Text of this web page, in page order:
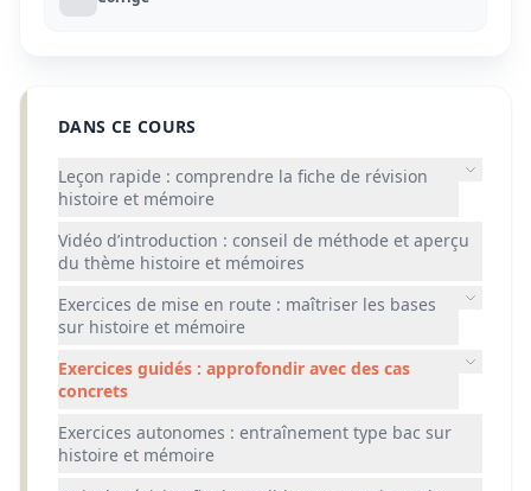
DANS CE COURS
Leçon rapide : comprendre la fiche de révision
histoire et mémoire
Vidéo d’introduction : conseil de méthode et aperçu
du thème histoire et mémoires
Exercices de mise en route : maîtriser les bases
sur histoire et mémoire
Exercices guidés : approfondir avec des cas
concrets
Exercices autonomes : entraînement type bac sur
histoire et mémoire